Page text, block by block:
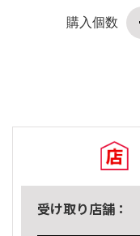
購入個数
受け取り店舗：